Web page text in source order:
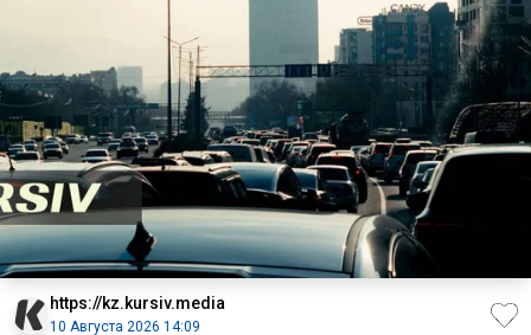
https://kz.kursiv.media
10 Августа 2026 14:09